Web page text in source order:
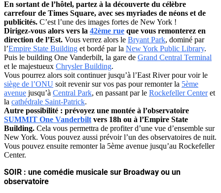
En sortant de l’hôtel, partez à la découverte du célèbre
carrefour de Times Square, avec ses myriades de néons et de
publicités. C’est l’une des images fortes de New York !
Dirigez-vous alors vers la 42ème rue que vous remonterez en
direction de l’Est. Vous verrez alors le Bryant Park, dominé par
l’Empire State Building et bordé par la New York Public Library.
Puis le building One Vanderbilt, la gare de Grand Central Terminal
et le majestueux Chrysler Building.
Vous pourrez alors soit continuer jusqu’à l’East River pour voir le
siège de l’ONU soit revenir sur vos pas pour remonter la 5ème
avenue jusqu’à Central Park, en passant par le Rockefeller Centeret
la cathédrale Saint-Patrick.
Autre possibilité : prévoyez une montée à l’observatoire
SUMMIT One Vanderbilt vers 18h ou à l’Empire State
Building. Cela vous permettra de profiter d’une vue d’ensemble sur
New York. Vous pouvez aussi prévoir l’un des observatoires de nuit.
Vous pouvez ensuite remonter la 5ème avenue jusqu’au Rockefeller
Center.
SOIR : une comédie musicale sur Broadway ou un
observatoire